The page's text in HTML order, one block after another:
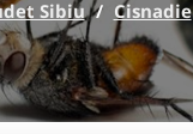
Sibiu / Cisnadie